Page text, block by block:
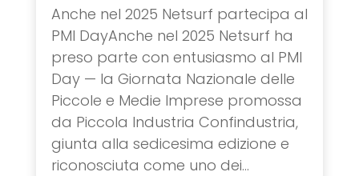
Anche nel 2025 Netsurf partecipa al
PMI DayAnche nel 2025 Netsurf ha
preso parte con entusiasmo al PMI
Day — la Giornata Nazionale delle
Piccole e Medie Imprese promossa
da Piccola Industria Confindustria,
giunta alla sedicesima edizione e
riconosciuta come uno dei...